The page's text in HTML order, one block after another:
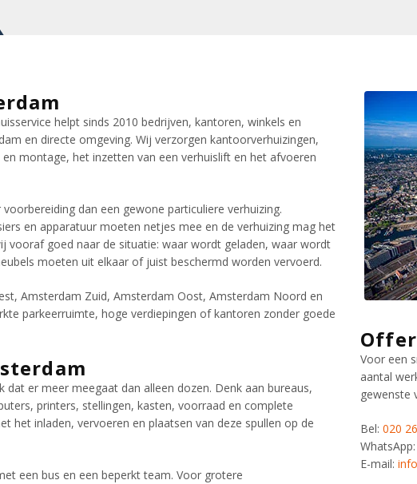
helpt sinds 2010 bedrijven, kantoren, winkels en
en directe omgeving. Wij verzorgen kantoorverhuizingen,
montage, het inzetten van een verhuislift en het afvoeren
dan een gewone particuliere verhuizing.
en apparatuur moeten netjes mee en de verhuizing mag het
vooraf goed naar de situatie: waar wordt geladen, waar wordt
moeten uit elkaar of juist beschermd worden vervoerd.
Amsterdam Zuid, Amsterdam Oost, Amsterdam Noord en
parkeerruimte, hoge verdiepingen of kantoren zonder goede
er meer meegaat dan alleen dozen. Denk aan bureaus,
printers, stellingen, kasten, voorraad en complete
het inladen, vervoeren en plaatsen van deze spullen op de
een bus en een beperkt team. Voor grotere
Voor een
aantal
gewenste
Bel: 020
WhatsApp:
E-mail: